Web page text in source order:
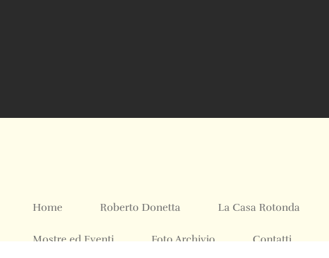
Home Roberto Donetta La Casa Rotonda
Mostre ed Eventi Foto Archivio Contatti